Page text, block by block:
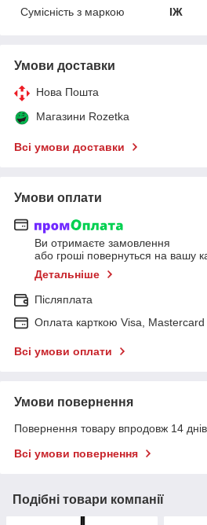
Сумісність з маркою
ІЖ
Умови доставки
Нова Пошта
Магазини Rozetka
Всі умови доставки
Умови оплати
Ви отримаєте замовлення
або гроші повернуться на вашу
Детальніше
Післяплата
Оплата карткою Visa,
Всі умови оплати
Умови повернення
Повернення товару впродовж 14
Всі умови повернення
Подібні товари компанії